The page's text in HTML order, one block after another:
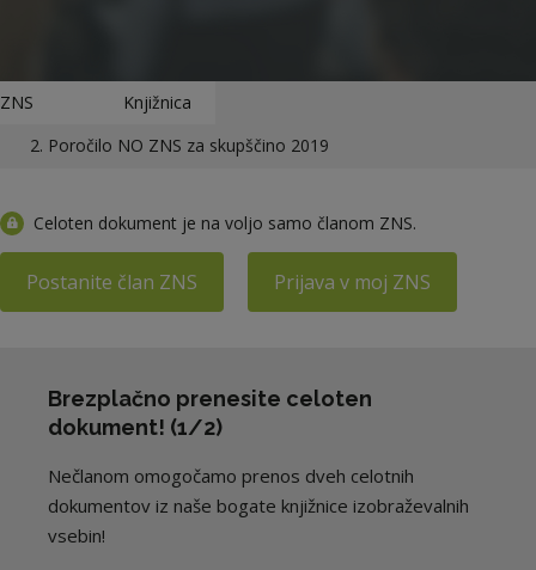
ZNS
Knjižnica
2. Poročilo NO ZNS za skupščino 2019
Celoten dokument je na voljo samo članom ZNS.
Postanite član ZNS Prijava v moj ZNS
Brezplačno prenesite celoten
dokument! (1/2)
Nečlanom omogočamo prenos dveh celotnih
dokumentov iz naše bogate knjižnice izobraževalnih
vsebin!